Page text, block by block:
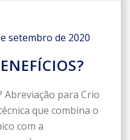
setembro de 2020
Abreviação para Crio
que combina o
com a